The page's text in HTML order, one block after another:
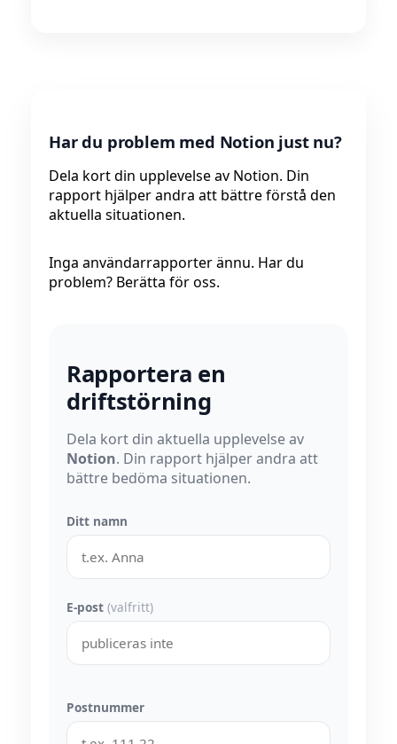
Har du problem med Notion just nu?
Dela kort din upplevelse av Notion. Din
rapport hjälper andra att bättre förstå den
aktuella situationen.
Inga användarrapporter ännu. Har du
problem? Berätta för oss.
Rapportera en
driftstörning
Dela kort din aktuella upplevelse av
Notion. Din rapport hjälper andra att
bättre bedöma situationen.
Ditt namn
E-post (valfritt)
Postnummer